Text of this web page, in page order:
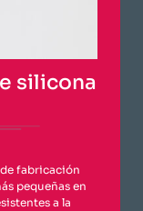
silicona
fabricación
pequeñas en
a la